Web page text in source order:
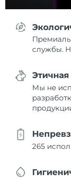
службы.
Этичная
Мы не
265